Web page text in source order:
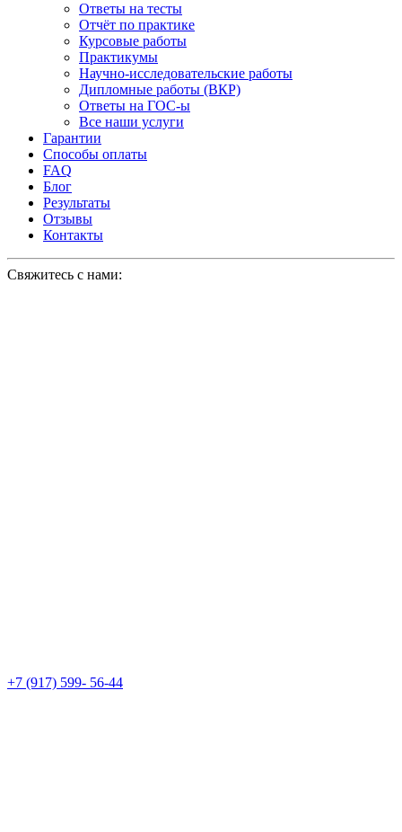
Ответы на тесты
Отчёт по практике
Курсовые работы
Практикумы
Научно-исследовательские работы
Дипломные работы (ВКР)
Ответы на ГОС-ы
Все наши услуги
Гарантии
Способы оплаты
FAQ
Блог
Результаты
Отзывы
Контакты
Свяжитесь с нами:
+7 (917) 599- 56-44